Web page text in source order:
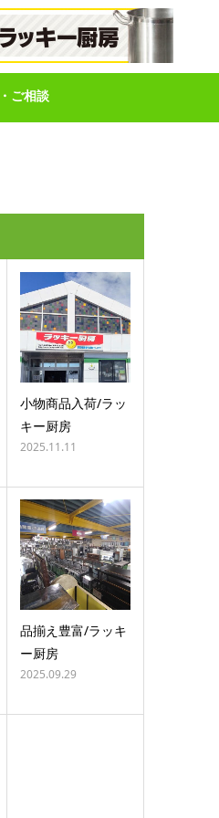
ご相談
小物商品入荷/ラッ
キー厨房
2025.11.11
品揃え豊富/ラッキ
ー厨房
2025.09.29